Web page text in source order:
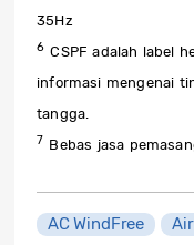
35Hz
6 CSPF adalah label
informasi mengenai
tangga.
7 Bebas jasa
AC WindFree